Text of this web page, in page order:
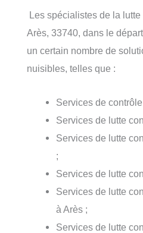
Les spécialistes de la
Arès, 33740, dans le
un certain nombre de
nuisibles, telles que :
Services de
Services de lutte
Services de lutte
;
Services de lutte
Services de lutte
à Arès ;
Services de lutte